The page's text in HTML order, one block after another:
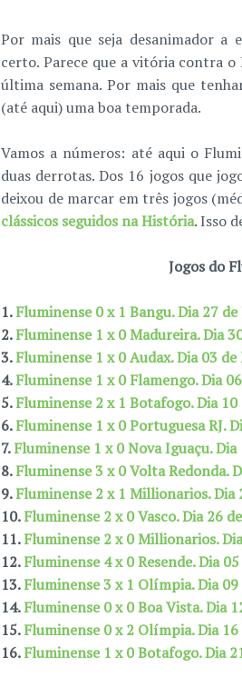
Por mais que seja desanimador a
certo. Parece que a vitória contra
última semana. Por mais que
(até aqui) uma boa temporada.
Vamos a números: até aqui o
duas derrotas. Dos 16 jogos que
deixou de marcar em três jogos
clássicos seguidos na História. Isso
Jogos do
1.Fluminense 0 x 1 Bangu. Dia 27
2.Fluminense 1 x 0 Madureira. Dia
3.Fluminense 1 x 0 Audax. Dia 03
4.Fluminense 1 x 0 Flamengo. Dia
5.Fluminense 2 x 1 Botafogo. Dia
6.Fluminense 1 x 0 Portuguesa RJ.
7.Fluminense 1 x 0 Nova Iguaçu.
8.Fluminense 3 x 0 Volta Redonda.
9.Fluminense 2 x 1 Millionarios.
10.Fluminense 2 x 0 Vasco. Dia 26
11.Fluminense 2 x 0 Millionarios.
12.Fluminense 4 x 0 Resende. Dia
13.Fluminense 3 x 1 Olímpia. Dia
14.Fluminense 0 x 0 Boa Vista. Dia
15.Fluminense 0 x 2 Olímpia. Dia
16.Fluminense 1 x 0 Botafogo. Dia